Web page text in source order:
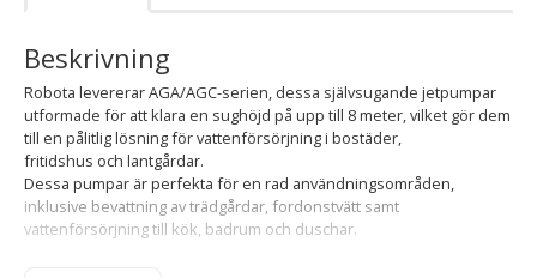
Beskrivning
Robota levererar AGA/AGC-serien, dessa självsugande jetpumpar
utformade för att klara en sughöjd på upp till 8 meter, vilket gör dem
till en pålitlig lösning för vattenförsörjning i bostäder,
fritidshus och lantgårdar.
Dessa pumpar är perfekta för en rad användningsområden,
inklusive bevattning av trädgårdar, fordonstvätt samt
vattenförsörjning till kök, badrum och duschar.